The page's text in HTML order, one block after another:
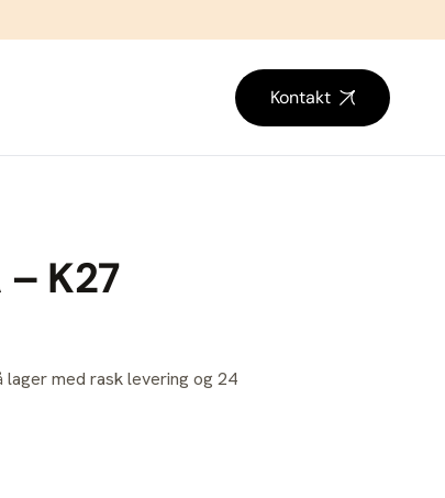
Kontakt
– K27
lager med rask levering og 24